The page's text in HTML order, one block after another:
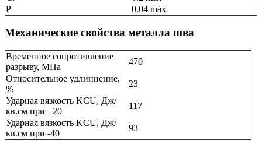
P
0.04 max
Механические свойства металла шва
Временное сопротивление
разрыву, МПа
470
Относительное удлиннение,
%
23
Ударная вязкость KCU, Дж/
кв.см при +20
117
Ударная вязкость KCU, Дж/
кв.см при -40
93